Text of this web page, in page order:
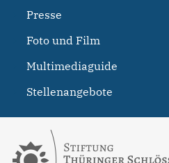
Presse
Foto und Film
Multimediaguide
Stellenangebote